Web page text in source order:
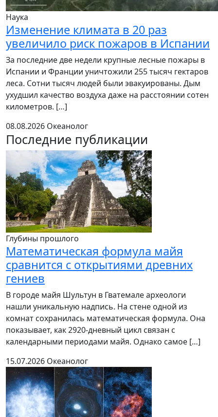
Наука
Изменение климата в 20 раз
увеличило риск пожаров в Испании
За последние две недели крупные лесные пожары в
Испании и Франции уничтожили 255 тысяч гектаров
леса. Сотни тысяч людей были эвакуированы. Дым
ухудшил качество воздуха даже на расстоянии сотен
километров. […]
08.08.2026 Океанолог
Последние публикации
Глубины прошлого
Математическая формула майя
сравнится с открытиями древних
гениев
В городе майя Шультун в Гватемале археологи
нашли уникальную надпись. На стене одной из
комнат сохранилась математическая формула. Она
показывает, как 2920-дневный цикл связан с
календарными периодами майя. Однако самое […]
15.07.2026 Океанолог